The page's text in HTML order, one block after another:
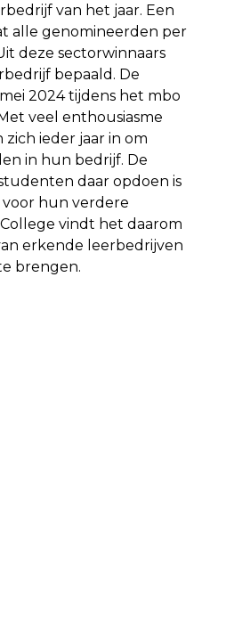
van het jaar. Een
alle genomineerden per
deze sectorwinnaars
bepaald. De
2024 tijdens het mbo
veel enthousiasme
ieder jaar in om
in hun bedrijf. De
daar opdoen is
hun verdere
vindt het daarom
erkende leerbedrijven
brengen.